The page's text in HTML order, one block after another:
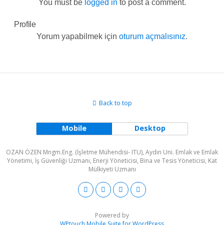
You must be logged in to post a comment.
Profile
Yorum yapabilmek için oturum açmalısınız.
Back to top
Mobile Desktop
OZAN ÖZEN Mngm.Eng. (İşletme Mühendisi- ITU), Aydın Uni. Emlak ve Emlak
Yönetimi, İş Güvenliği Uzmanı, Enerji Yöneticisi, Bina ve Tesis Yöneticisi, Kat
Mülkiyeti Uzmanı
Powered by